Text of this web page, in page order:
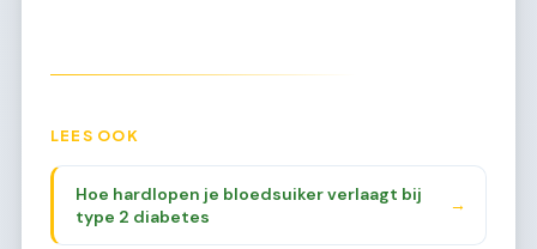
LEES OOK
Hoe hardlopen je bloedsuiker verlaagt bij
type 2 diabetes
→